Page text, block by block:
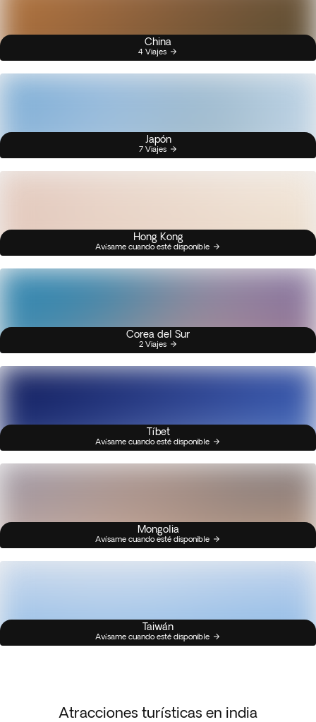
China
4 Viajes
Japón
7 Viajes
Hong Kong
Avísame cuando esté disponible
Corea del Sur
2 Viajes
Tíbet
Avísame cuando esté disponible
Mongolia
Avísame cuando esté disponible
Taiwán
Avísame cuando esté disponible
Atracciones turísticas en india